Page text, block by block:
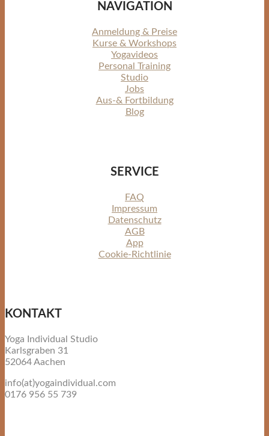
NAVIGATION
Anmeldung & Preise
Kurse & Workshops
Yogavideos
Personal Training
Studio
Jobs
Aus-& Fortbildung
Blog
SERVICE
FAQ
Impressum
Datenschutz
AGB
App
Cookie-Richtlinie
KONTAKT
Yoga Individual Studio
Karlsgraben 31
52064 Aachen
info(at)yogaindividual.com
0176 956 55 739